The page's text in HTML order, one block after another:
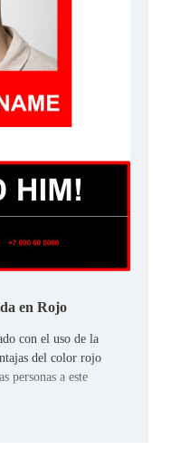
en Rojo
con el uso de la
del color rojo
personas a este